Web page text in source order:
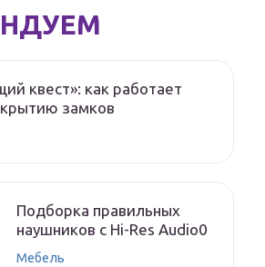
квест»: как работает
замков
Подборка правильных
наушников с Hi-Res Audio0
Мебель